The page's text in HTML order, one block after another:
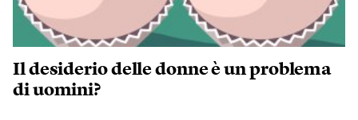
Il desiderio delle donne è un problema
di uomini?